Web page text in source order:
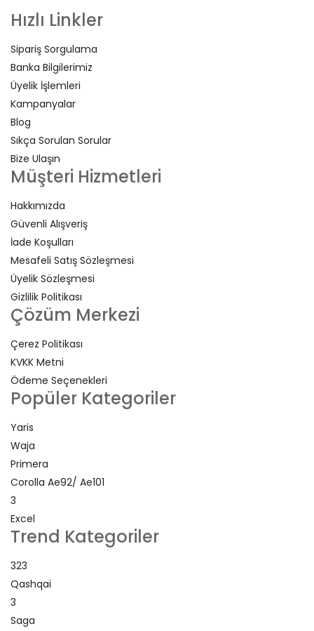
Hızlı Linkler
Sipariş Sorgulama
Banka Bilgilerimiz
Üyelik İşlemleri
Kampanyalar
Blog
Sıkça Sorulan Sorular
Bize Ulaşın
Müşteri Hizmetleri
Hakkımızda
Güvenli Alışveriş
İade Koşulları
Mesafeli Satış Sözleşmesi
Üyelik Sözleşmesi
Gizlilik Politikası
Çözüm Merkezi
Çerez Politikası
KVKK Metni
Ödeme Seçenekleri
Popüler Kategoriler
Yaris
Waja
Primera
Corolla Ae92/ Ae101
3
Excel
Trend Kategoriler
323
Qashqai
3
Saga